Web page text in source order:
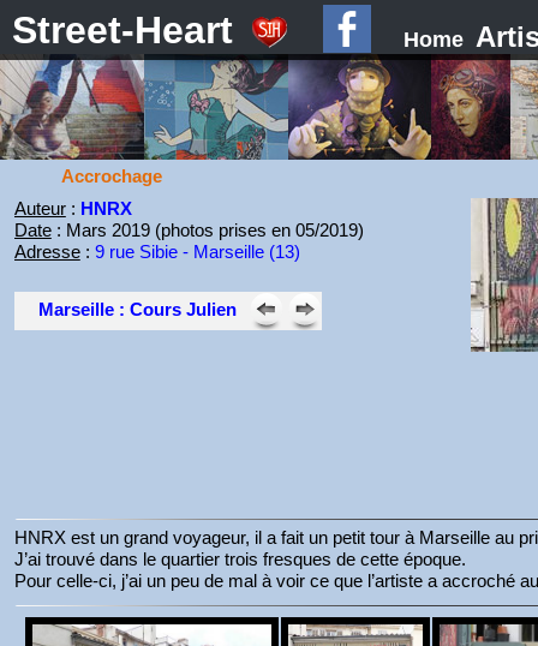
Street-Heart Home
Accrochage
Auteur: HNRX
Date: Mars 2019 (photos prises en 05/2019)
Adresse: 9 rue Sibie - Marseille (13)
Marseille : Cours Julien
HNRX est un grand voyageur, il a fait un petit tour à Marseille au
J’ai trouvé dans le quartier trois fresques de cette époque.
Pour celle-ci, j’ai un peu de mal à voir ce que l’artiste a accroché